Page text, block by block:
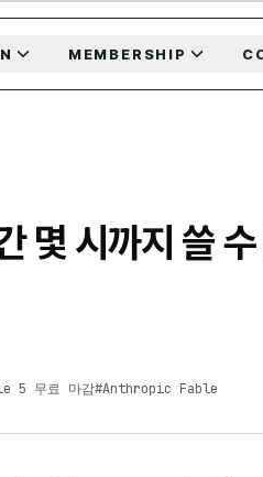
MEMBERSHIP
몇 시까지 쓸
5 무료 마감#Anthropic Fable